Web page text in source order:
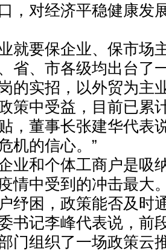
，对经济平稳健康发
要保企业、保市场
省、市各级均出台了
的实招，以外贸为主
策中受益，目前已累
，董事长张建华代表
机的信心。”
和个体工商户是吸
情中受到的冲击最大
纾困，政策能否及时
书记李峰代表说，前
门组织了一场政策云